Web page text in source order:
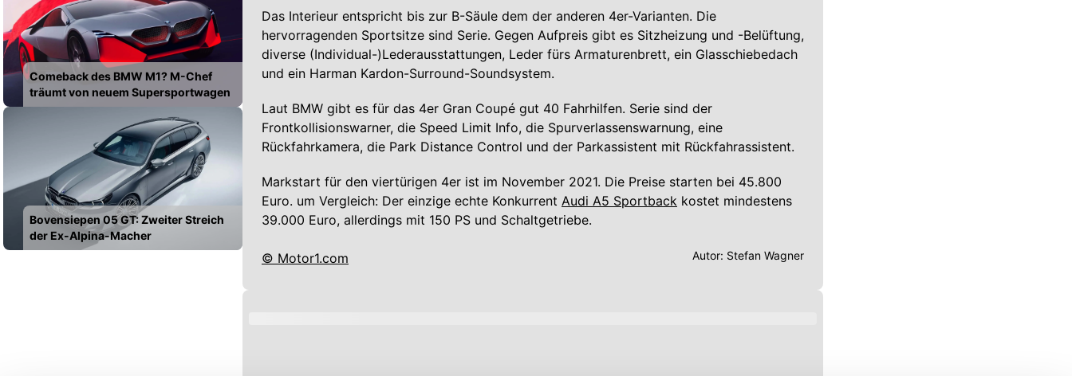
Comeback des BMW M1? M-Chef
träumt von neuem Supersportwagen
Bovensiepen 05 GT: Zweiter Streich
der Ex-Alpina-Macher
Das Interieur entspricht bis zur B-Säule dem der anderen 4er-Varianten. Die
hervorragenden Sportsitze sind Serie. Gegen Aufpreis gibt es Sitzheizung und -Belüftung,
diverse (Individual-)Lederausstattungen, Leder fürs Armaturenbrett, ein Glasschiebedach
und ein Harman Kardon-Surround-Soundsystem.
Laut BMW gibt es für das 4er Gran Coupé gut 40 Fahrhilfen. Serie sind der
Frontkollisionswarner, die Speed Limit Info, die Spurverlassenswarnung, eine
Rückfahrkamera, die Park Distance Control und der Parkassistent mit Rückfahrassistent.
Markstart für den viertürigen 4er ist im November 2021. Die Preise starten bei 45.800
Euro. um Vergleich: Der einzige echte Konkurrent Audi A5 Sportback kostet mindestens
39.000 Euro, allerdings mit 150 PS und Schaltgetriebe.
© Motor1.com Autor: Stefan Wagner